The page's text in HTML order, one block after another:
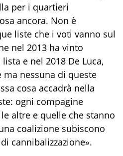
per i quartieri
ancora. Non è
liste che i voti vanno sul
nel 2013 ha vinto
e nel 2018 De Luca,
nessuna di queste
cosa accadrà nella
ogni compagine
altre e quelle che stanno
coalizione subiscono
cannibalizzazione».